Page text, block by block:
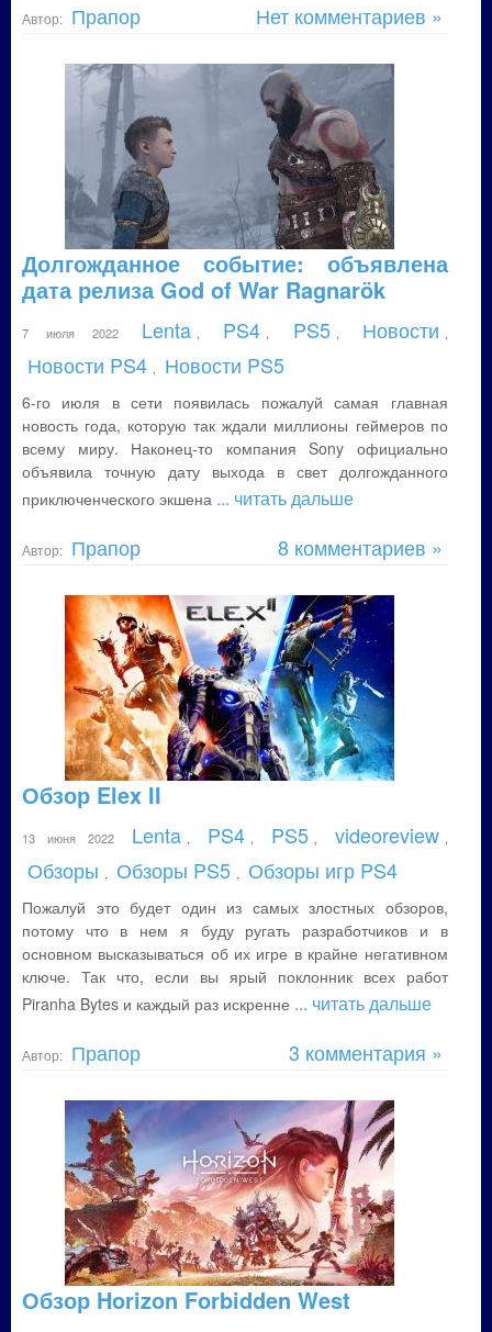
Автор: Прапор Нет комментариев »
Долгожданное событие: объявлена
дата релиза God of War Ragnarök
7 июля 2022 Lenta PS4 PS5 Новости
Новости PS4 Новости PS5
6-го июля в сети появилась пожалуй самая главная
новость года, которую так ждали миллионы геймеров по
всему миру. Наконец-то компания Sony официально
объявила точную дату выхода в свет долгожданного
приключенческого экшена ... читать дальше
Автор: Прапор 8 комментариев »
Обзор Elex II
13 июня 2022 Lenta PS4 PS5 videoreview
Обзоры Обзоры PS5 Обзоры игр PS4
Пожалуй это будет один из самых злостных обзоров,
потому что в нем я буду ругать разработчиков и в
основном высказываться об их игре в крайне негативном
ключе. Так что, если вы ярый поклонник всех работ
Piranha Bytes и каждый раз искренне ... читать дальше
Автор: Прапор 3 комментария »
Обзор Horizon Forbidden West